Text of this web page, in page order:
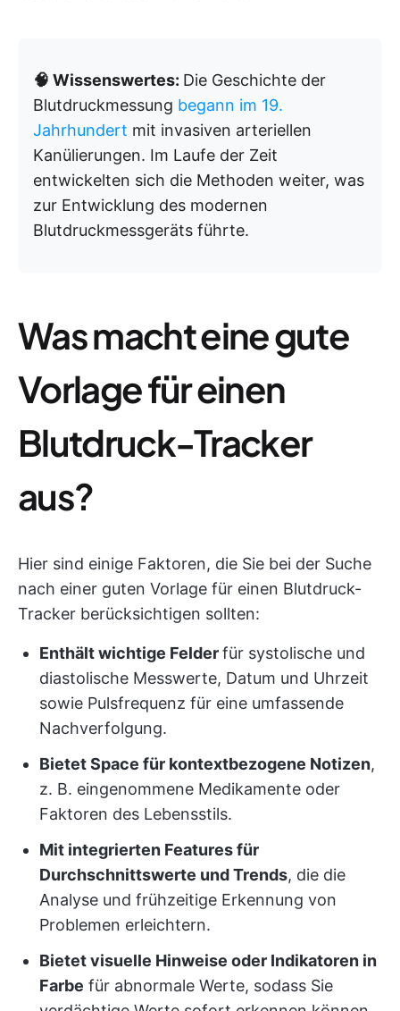
🧠 Wissenswertes: Die Geschichte der
Blutdruckmessung begann im 19.
Jahrhundert mit invasiven arteriellen
Kanülierungen. Im Laufe der Zeit
entwickelten sich die Methoden weiter, was
zur Entwicklung des modernen
Blutdruckmessgeräts führte.
Was macht eine gute
Vorlage für einen
Blutdruck-Tracker
aus?
Hier sind einige Faktoren, die Sie bei der Suche
nach einer guten Vorlage für einen Blutdruck-
Tracker berücksichtigen sollten:
Enthält wichtige Felderfür systolische und
diastolische Messwerte, Datum und Uhrzeit
sowie Pulsfrequenz für eine umfassende
Nachverfolgung.
Bietet Space für kontextbezogene Notizen,
z. B. eingenommene Medikamente oder
Faktoren des Lebensstils.
Mit integrierten Features für
Durchschnittswerte und Trends, die die
Analyse und frühzeitige Erkennung von
Problemen erleichtern.
Bietet visuelle Hinweise oder Indikatoren in
Farbe für abnormale Werte, sodass Sie